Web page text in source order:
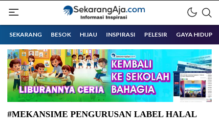
Sekarangaja
Informasi Inspirasi Malang Raya
SEKARANG BESOK HIJAU INSPIRASI PELESIR GAYA HIDUP
#MEKANSIME PENGURUSAN LABEL HALAL